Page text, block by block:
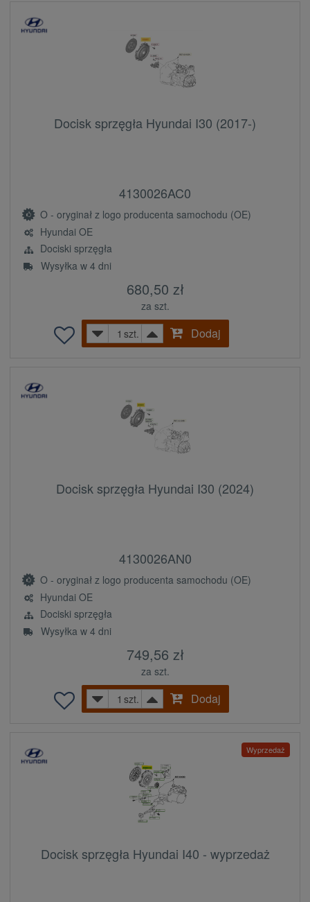
Docisk sprzęgła Hyundai I30 (2017-)
4130026AC0
O - oryginał z logo producenta samochodu (OE)
Hyundai OE
Dociski sprzęgła
Wysyłka w 4 dni
680,50 zł
za szt.
szt.
Dodaj
Docisk sprzęgła Hyundai I30 (2024)
4130026AN0
O - oryginał z logo producenta samochodu (OE)
Hyundai OE
Dociski sprzęgła
Wysyłka w 4 dni
749,56 zł
za szt.
szt.
Dodaj
Wyprzedaż
Docisk sprzęgła Hyundai I40 - wyprzedaż